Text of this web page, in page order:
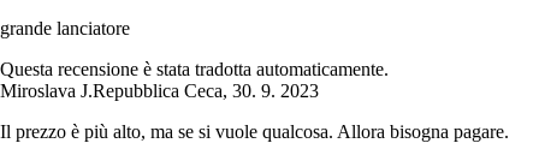
grande lanciatore
Questa recensione è stata tradotta automaticamente.
Miroslava J.Repubblica Ceca, 30. 9. 2023
Il prezzo è più alto, ma se si vuole qualcosa. Allora bisogna pagare.